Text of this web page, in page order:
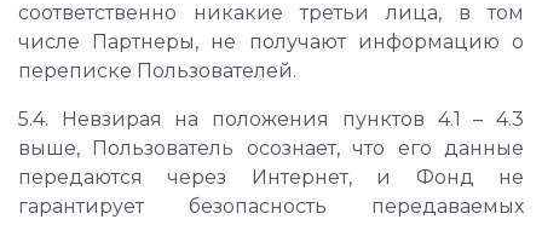
соответственно никакие третьи лица, в том
числе Партнеры, не получают информацию о
переписке Пользователей.
5.4. Невзирая на положения пунктов 4.1 – 4.3
выше, Пользователь осознает, что его данные
передаются через Интернет, и Фонд не
гарантирует безопасность передаваемых